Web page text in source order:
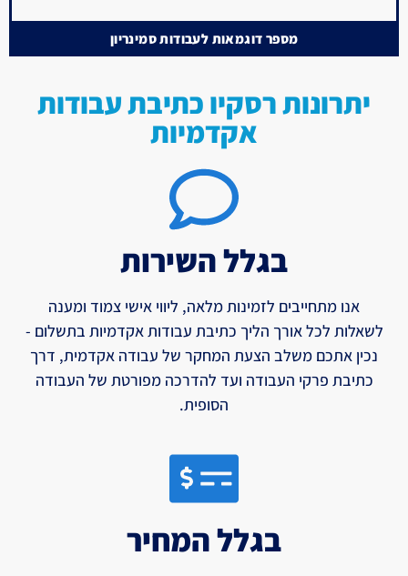
מספר דוגמאות לעבודות סמינריון
יתרונות רסקיו כתיבת עבודות
אקדמיות
בגלל השירות
אנו מתחייבים לזמינות מלאה, ליווי אישי צמוד ומענה
לשאלות לכל אורך הליך כתיבת עבודות אקדמיות בתשלום -
נכין אתכם משלב הצעת המחקר של עבודה אקדמית, דרך
כתיבת פרקי העבודה ועד להדרכה מפורטת של העבודה
הסופית.
בגלל המחיר